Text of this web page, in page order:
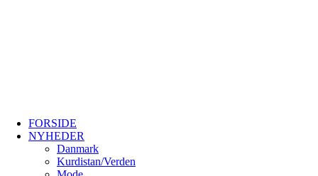
FORSIDE
NYHEDER
Danmark
Kurdistan/Verden